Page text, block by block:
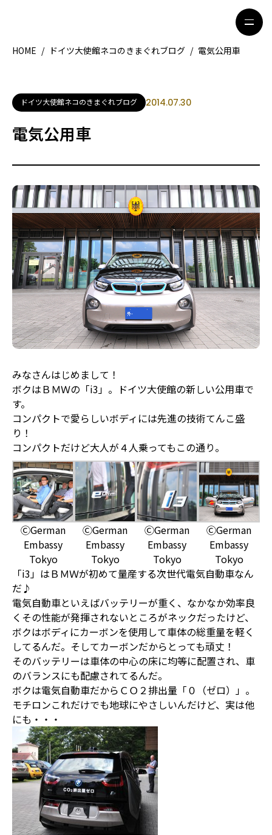
HOME
地域別ガイド
観光ガイド
ライフスタイル
著者一覧
ライター募集
HOME / ドイツ大使館ネコのきまぐれブログ / 電気公用車
ドイツ大使館ネコのきまぐれブログ 2014.07.30
電気公用車
みなさんはじめまして！
ボクはＢＭＷの「i3」。ドイツ大使館の新しい公用車で
す。
コンパクトで愛らしいボディには先進の技術てんこ盛
り！
コンパクトだけど大人が４人乗ってもこの通り。
ⒸGerman
Embassy
Tokyo
ⒸGerman
Embassy
Tokyo
ⒸGerman
Embassy
Tokyo
ⒸGerman
Embassy
Tokyo
「i3」はＢＭＷが初めて量産する次世代電気自動車なん
だ♪
電気自動車といえばバッテリーが重く、なかなか効率良
くその性能が発揮されないところがネックだったけど、
ボクはボディにカーボンを使用して車体の総重量を軽く
してるんだ。そしてカーボンだからとっても頑丈！
そのバッテリーは車体の中心の床に均等に配置され、車
のバランスにも配慮されてるんだ。
ボクは電気自動車だからＣＯ２排出量「０（ゼロ）」。
モチロンこれだけでも地球にやさしいんだけど、実は他
にも・・・